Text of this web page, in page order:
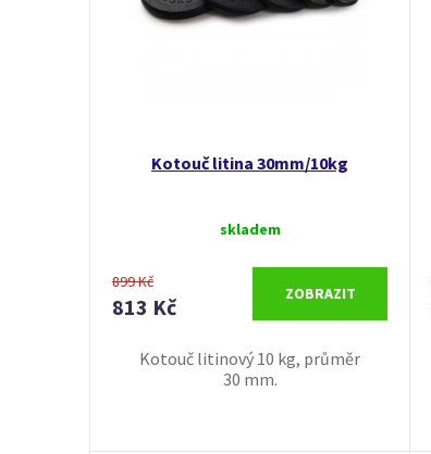
Kotouč litina 30mm/10kg
skladem
899 Kč
813 Kč
ZOBRAZIT
Kotouč litinový 10 kg, průměr
30 mm.